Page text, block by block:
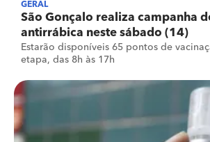
GERAL
São Gonçalo realiza campanha
antirrábica neste sábado (14)
Estarão disponíveis 65 pontos de
etapa, das 8h às 17h